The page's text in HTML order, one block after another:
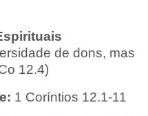
de dons, mas
12.4)
1 Coríntios 12.1-11